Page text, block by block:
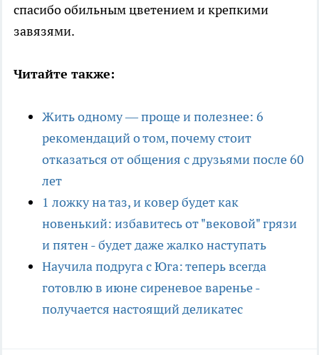
спасибо обильным цветением и крепкими
завязями.
Читайте также:
Жить одному — проще и полезнее: 6
рекомендаций о том, почему стоит
отказаться от общения с друзьями после 60
лет
1 ложку на таз, и ковер будет как
новенький: избавитесь от "вековой" грязи
и пятен - будет даже жалко наступать
Научила подруга с Юга: теперь всегда
готовлю в июне сиреневое варенье -
получается настоящий деликатес